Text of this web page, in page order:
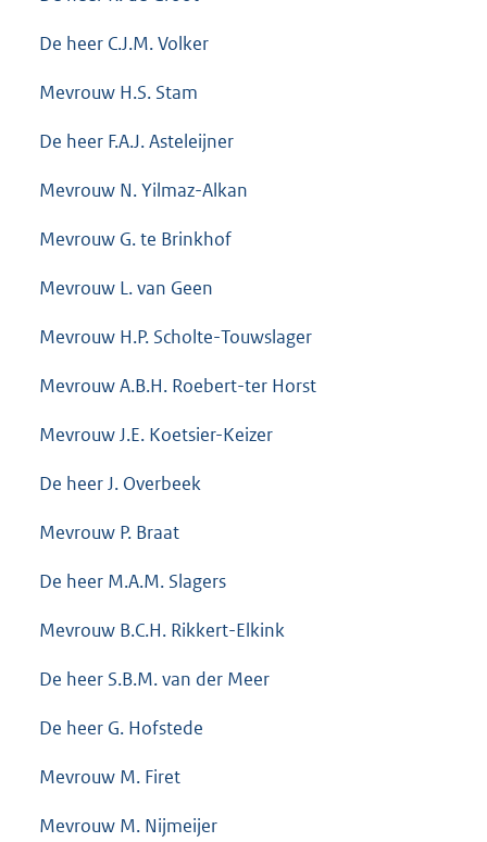
De heer C.J.M. Volker
Mevrouw H.S. Stam
De heer F.A.J. Asteleijner
Mevrouw N. Yilmaz-Alkan
Mevrouw G. te Brinkhof
Mevrouw L. van Geen
Mevrouw H.P. Scholte-Touwslager
Mevrouw A.B.H. Roebert-ter Horst
Mevrouw J.E. Koetsier-Keizer
De heer J. Overbeek
Mevrouw P. Braat
De heer M.A.M. Slagers
Mevrouw B.C.H. Rikkert-Elkink
De heer S.B.M. van der Meer
De heer G. Hofstede
Mevrouw M. Firet
Mevrouw M. Nijmeijer